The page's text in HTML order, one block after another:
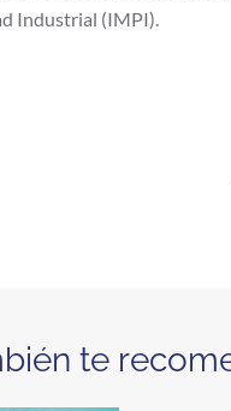
Industrial (IMPI).
te